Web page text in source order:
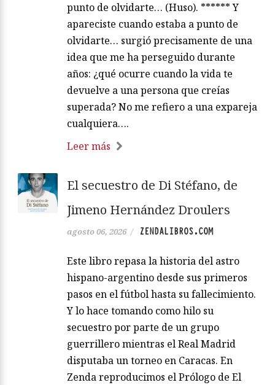
punto de olvidarte… (Huso). ****** Y
apareciste cuando estaba a punto de
olvidarte… surgió precisamente de una
idea que me ha perseguido durante
años: ¿qué ocurre cuando la vida te
devuelve a una persona que creías
superada? No me refiero a una expareja
cualquiera….
Leer más
El secuestro de Di Stéfano, de
Jimeno Hernández Droulers
agosto 06, 2026 / ZENDALIBROS.COM
Este libro repasa la historia del astro
hispano-argentino desde sus primeros
pasos en el fútbol hasta su fallecimiento.
Y lo hace tomando como hilo su
secuestro por parte de un grupo
guerrillero mientras el Real Madrid
disputaba un torneo en Caracas. En
Zenda reproducimos el Prólogo de El